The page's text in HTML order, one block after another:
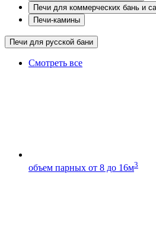
Печи для коммерческих бань и
Печи-камины
Печи для русской бани
Смотреть все
объем парных от 8 до 16м3